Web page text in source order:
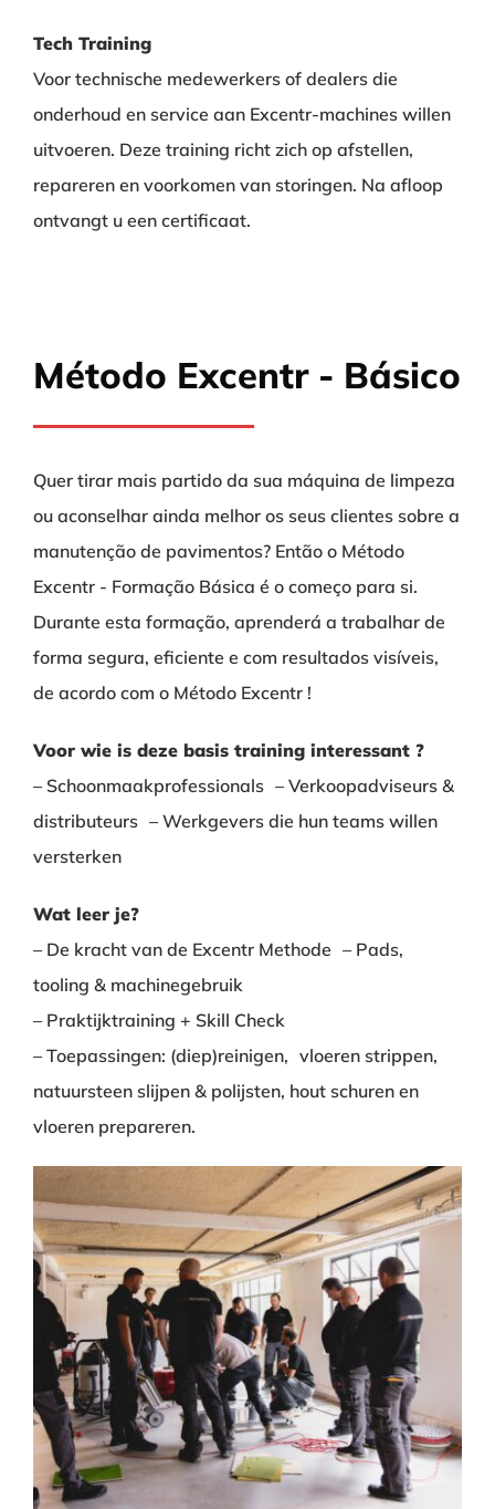
Tech Training
Voor technische medewerkers of dealers die
onderhoud en service aan Excentr-machines willen
uitvoeren. Deze training richt zich op afstellen,
repareren en voorkomen van storingen. Na afloop
ontvangt u een certificaat.
Método Excentr - Básico
Quer tirar mais partido da sua máquina de limpeza
ou aconselhar ainda melhor os seus clientes sobre a
manutenção de pavimentos? Então o Método
Excentr - Formação Básica é o começo para si.
Durante esta formação, aprenderá a trabalhar de
forma segura, eficiente e com resultados visíveis,
de acordo com o Método Excentr !
Voor wie is deze basis training interessant ?
– Schoonmaakprofessionals – Verkoopadviseurs &
distributeurs – Werkgevers die hun teams willen
versterken
Wat leer je?
– De kracht van de Excentr Methode – Pads,
tooling & machinegebruik
– Praktijktraining + Skill Check
– Toepassingen: (diep)reinigen, vloeren strippen,
natuursteen slijpen & polijsten, hout schuren en
vloeren prepareren.